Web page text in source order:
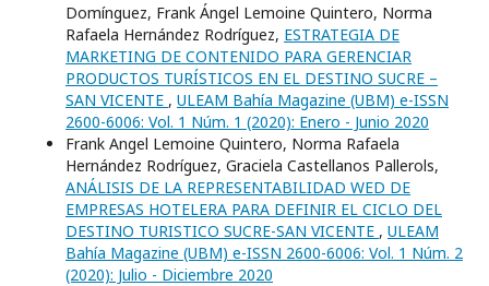
Domínguez, Frank Ángel Lemoine Quintero, Norma
Rafaela Hernández Rodríguez, ESTRATEGIA DE
MARKETING DE CONTENIDO PARA GERENCIAR
PRODUCTOS TURÍSTICOS EN EL DESTINO SUCRE –
SAN VICENTE , ULEAM Bahía Magazine (UBM) e-ISSN
2600-6006: Vol. 1 Núm. 1 (2020): Enero - Junio 2020
Frank Angel Lemoine Quintero, Norma Rafaela
Hernández Rodríguez, Graciela Castellanos Pallerols,
ANÁLISIS DE LA REPRESENTABILIDAD WED DE
EMPRESAS HOTELERA PARA DEFINIR EL CICLO DEL
DESTINO TURISTICO SUCRE-SAN VICENTE , ULEAM
Bahía Magazine (UBM) e-ISSN 2600-6006: Vol. 1 Núm. 2
(2020): Julio - Diciembre 2020